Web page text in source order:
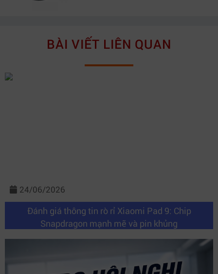
BÀI VIẾT LIÊN QUAN
24/06/2026
Đánh giá thông tin rò rỉ Xiaomi Pad 9: Chip
Snapdragon mạnh mẽ và pin khủng